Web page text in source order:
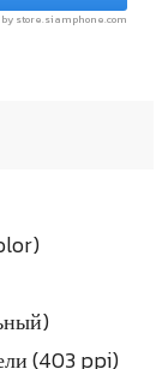
store.siamphone.com
(403 ppi)